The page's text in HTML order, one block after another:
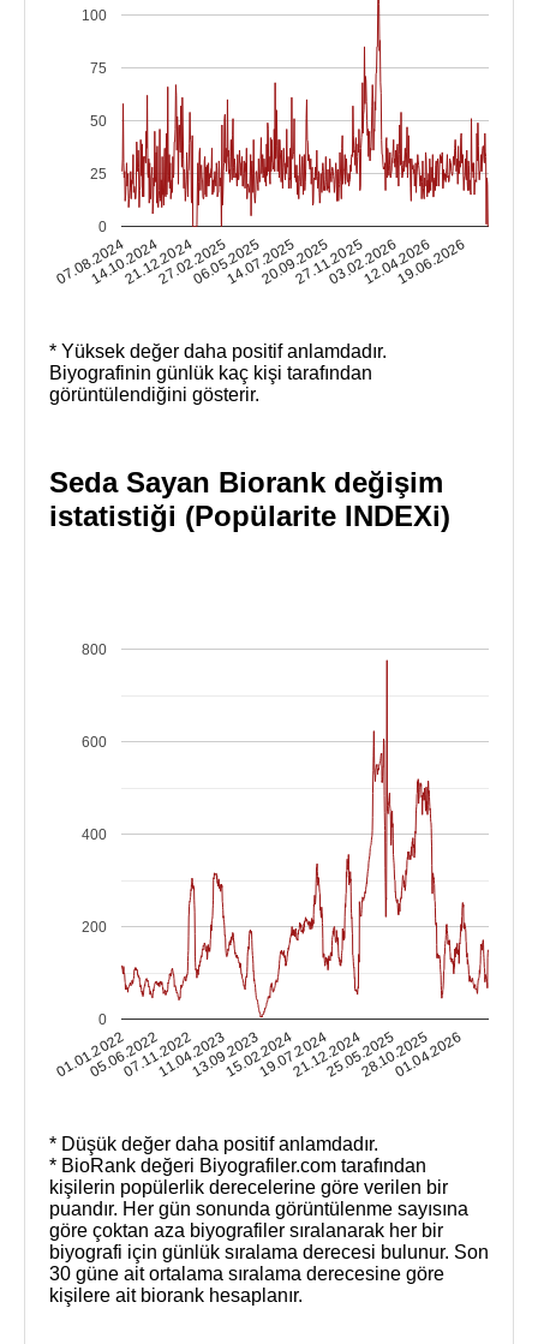
07.08.2024
14.10.202421.12.202427.02.202506.05.202514.07.202520.09.202527.11.202503.02.202612.04.2026
19.06.2026
0
25
50
75
100
* Yüksek değer daha positif anlamdadır.
Biyografinin günlük kaç kişi tarafından
görüntülendiğini gösterir.
Seda Sayan Biorank değişim
istatistiği (Popülarite INDEXi)
01.01.2022
05.06.2022
07.11.2022
11.04.2023
13.09.2023
15.02.2024
19.07.2024
21.12.2024
25.05.2025
28.10.2025
01.04.2026
0
200
400
600
800
* Düşük değer daha positif anlamdadır.
* BioRank değeri Biyografiler.com tarafından
kişilerin popülerlik derecelerine göre verilen bir
puandır. Her gün sonunda görüntülenme sayısına
göre çoktan aza biyografiler sıralanarak her bir
biyografi için günlük sıralama derecesi bulunur. Son
30 güne ait ortalama sıralama derecesine göre
kişilere ait biorank hesaplanır.